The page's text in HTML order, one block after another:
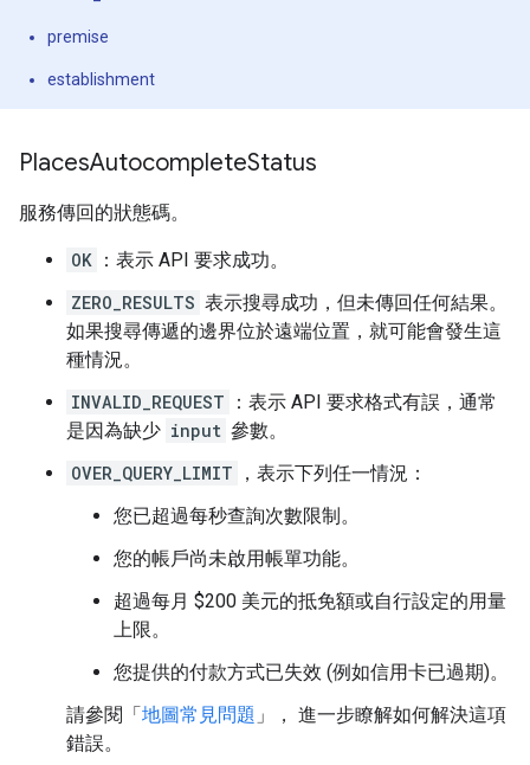
},
"terms"
{ "offset": 7, "value"
],
},
"status": "OK",
premise
establishment
PlacesAutocompleteStatus
服務傳回的狀態碼。
OK ：表示 API 要求成功。
ZERO_RESULTS 表示搜尋成功，但未傳回任何結果。
如果搜尋傳遞的邊界位於遠端位置，就可能會發生這
種情況。
INVALID_REQUEST
：表示 API 要求格式有誤，通常
是因為缺少 input 參數。
OVER_QUERY_LIMIT
，表示下列任一情況：
您已超過每秒查詢次數限制。
您的帳戶尚未啟用帳單功能。
超過每月 $200 美元的抵免額或自行設定的用量
上限。
您提供的付款方式已失效 (例如信用卡已過期)。
請參閱「地圖常見問題 」， 進一步瞭解如何解決這項
錯誤。